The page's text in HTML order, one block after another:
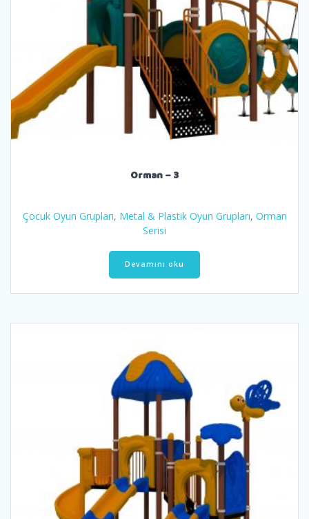
Orman – 3
Çocuk Oyun Grupları, Metal & Plastik Oyun Grupları, Orman
Serisi
Devamını oku